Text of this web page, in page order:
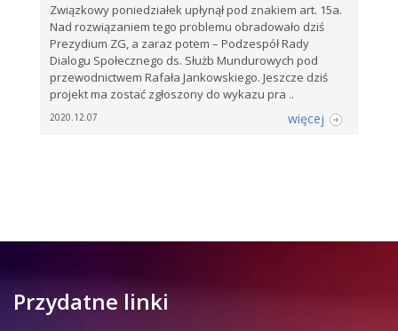
Związkowy poniedziałek upłynął pod znakiem art. 15a.
Nad rozwiązaniem tego problemu obradowało dziś
Prezydium ZG, a zaraz potem – Podzespół Rady
Dialogu Społecznego ds. Służb Mundurowych pod
przewodnictwem Rafała Jankowskiego. Jeszcze dziś
projekt ma zostać zgłoszony do wykazu pra ..
2020.12.07 więcej
Przydatne linki